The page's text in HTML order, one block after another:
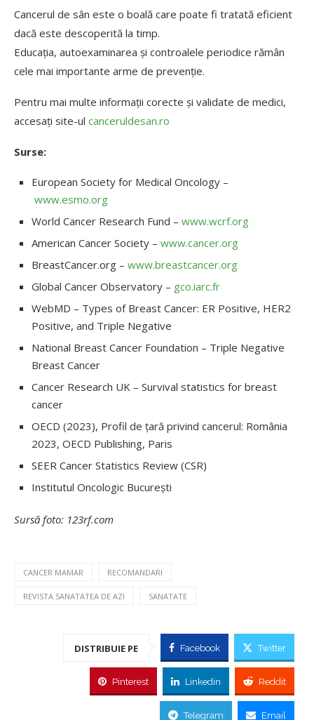
Cancerul de sân este o boală care poate fi tratată eficient
dacă este descoperită la timp.
Educația, autoexaminarea și controalele periodice rămân
cele mai importante arme de prevenție.
Pentru mai multe informații corecte și validate de medici,
accesați site-ul canceruldesan.ro
Surse:
European Society for Medical Oncology –
www.esmo.org
World Cancer Research Fund – www.wcrf.org
American Cancer Society – www.cancer.org
BreastCancer.org – www.breastcancer.org
Global Cancer Observatory – gco.iarc.fr
WebMD – Types of Breast Cancer: ER Positive, HER2
Positive, and Triple Negative
National Breast Cancer Foundation – Triple Negative
Breast Cancer
Cancer Research UK – Survival statistics for breast
cancer
OECD (2023), Profil de țară privind cancerul: România
2023, OECD Publishing, Paris
SEER Cancer Statistics Review (CSR)
Institutul Oncologic București
Sursă foto: 123rf.com
CANCER MAMAR RECOMANDARI
REVISTA SANATATEA DE AZI SANATATE
DISTRIBUIE PE Facebook Twitter
Pinterest Linkedin Reddit
Telegram Email